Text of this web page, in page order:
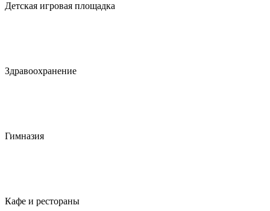
Детская игровая площадка
Здравоохранение
Гимназия
Кафе и рестораны